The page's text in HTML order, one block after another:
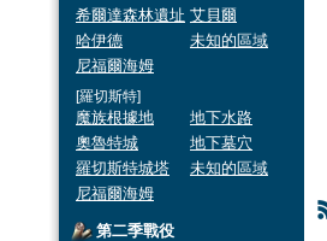
希爾達森林遺址 艾貝爾
哈伊德
未知的區域
尼福爾海姆
[羅切斯特]
魔族根據地
地下水路
奧魯特城
地下墓穴
羅切斯特城塔
未知的區域
尼福爾海姆
第二季戰役